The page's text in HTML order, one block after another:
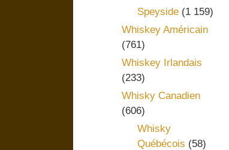
Speyside(1 159)
Whiskey Américain
(761)
Whiskey Irlandais
(233)
Whisky Canadien
(606)
Whisky
Québécois (58)